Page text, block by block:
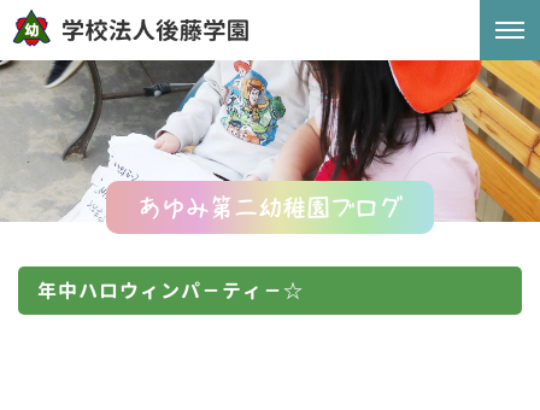
あゆみ第二幼稚園ブログ
年中ハロウィンパ－ティ－☆